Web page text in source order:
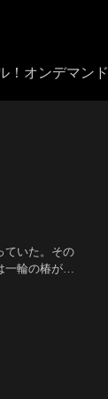
！オンデマンド
ていた。その
一輪の椿が残